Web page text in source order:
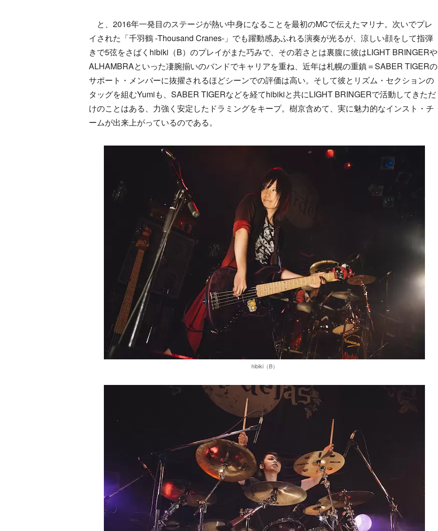
と、2016年一発目のステージが熱い中身になることを最初のMCで伝えたマリナ。次いでプレ
イされた「千羽鶴 -Thousand Cranes-」でも躍動感あふれる演奏が光るが、涼しい顔をして指弾
きで5弦をさばくhibiki（B）のプレイがまた巧みで、その若さとは裏腹に彼はLIGHT BRINGERや
ALHAMBRAといった凄腕揃いのバンドでキャリアを重ね、近年は札幌の重鎮＝SABER TIGERの
サポート・メンバーに抜擢されるほどシーンでの評価は高い。そして彼とリズム・セクションの
タッグを組むYumiも、SABER TIGERなどを経てhibikiと共にLIGHT BRINGERで活動してきただ
けのことはある、力強く安定したドラミングをキープ。樹京含めて、実に魅力的なインスト・チ
ームが出来上がっているのである。
hibiki（B）